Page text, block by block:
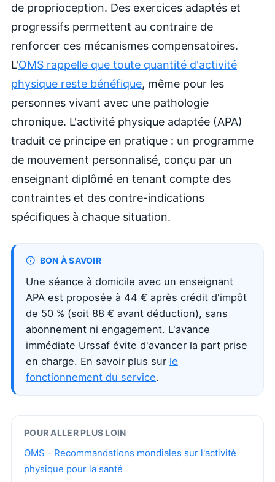
de proprioception. Des exercices adaptés et
progressifs permettent au contraire de
renforcer ces mécanismes compensatoires.
L'OMS rappelle que toute quantité d'activité
physique reste bénéfique, même pour les
personnes vivant avec une pathologie
chronique. L'activité physique adaptée (APA)
traduit ce principe en pratique : un programme
de mouvement personnalisé, conçu par un
enseignant diplômé en tenant compte des
contraintes et des contre-indications
spécifiques à chaque situation.
BON À SAVOIR
Une séance à domicile avec un enseignant
APA est proposée à 44 € après crédit d'impôt
de 50 % (soit 88 € avant déduction), sans
abonnement ni engagement. L'avance
immédiate Urssaf évite d'avancer la part prise
en charge. En savoir plus sur le
fonctionnement du service.
POUR ALLER PLUS LOIN
OMS - Recommandations mondiales sur l'activité
physique pour la santé